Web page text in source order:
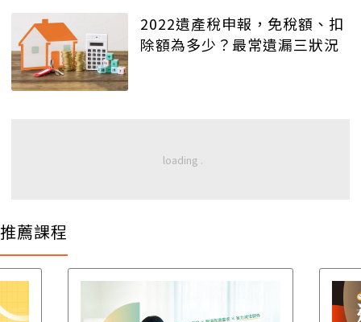
2022遺產稅申報，免稅額、扣
除額為多少？最常遺漏三狀況
推薦課程